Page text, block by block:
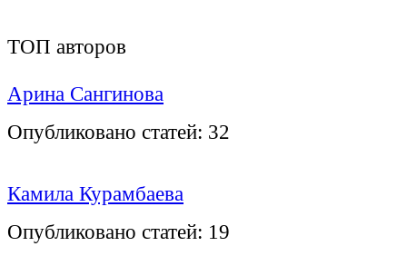
ТОП авторов
Арина Сангинова
Опубликовано статей: 32
Камила Курамбаева
Опубликовано статей: 19